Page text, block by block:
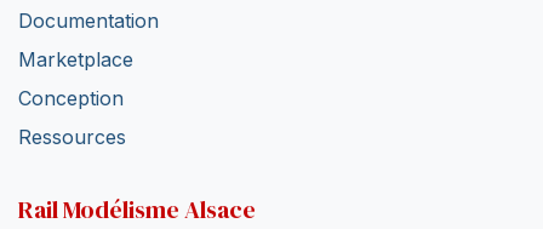
Documentation
Marketplace
Conception
Ressources
Rail Modélisme Alsace